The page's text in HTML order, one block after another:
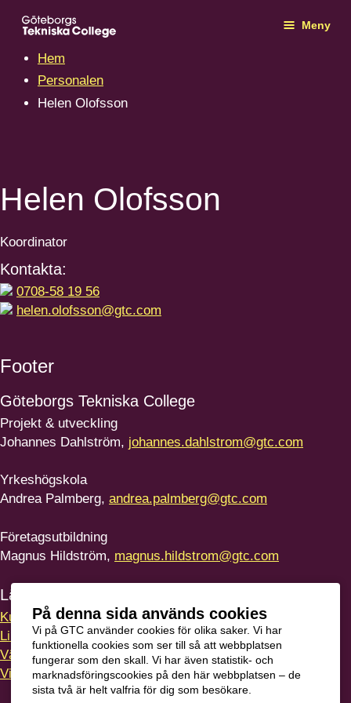
På denna sida används cookies
Vi på GTC använder cookies för olika saker. Vi har
funktionella cookies som ser till så att webbplatsen
fungerar som den skall. Vi har även statistik- och
marknadsföringscookies på den här webbplatsen – de
sista två är helt valfria för dig som besökare.
Meny
Hem
Personalen
Helen Olofsson
Helen Olofsson
Koordinator
Kontakta:
0708-58 19 56
helen.olofsson@gtc.com
Footer
Göteborgs Tekniska College
Projekt & utveckling
Johannes Dahlström, johannes.dahlstrom@gtc.com
Yrkeshögskola
Andrea Palmberg, andrea.palmberg@gtc.com
Företagsutbildning
Magnus Hildström, magnus.hildstrom@gtc.com
Länkar
Kursvärdering
LinkedIn
Vägbeskrivning
Visselblåsning